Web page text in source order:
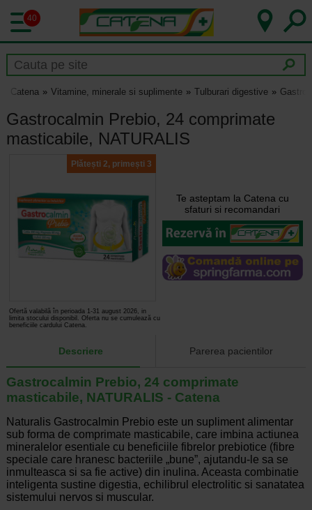
40
Catena Vitamine, minerale si suplimente Tulburari digestive
Gastrocalmin Prebio, 24 comprimate
masticabile, NATURALIS
Plătești 2, primești 3
Ofertă valabilă în perioada 1-31 august 2026, in
limita stocului disponibil. Oferta nu se cumulează cu
beneficiile cardului Catena.
Te asteptam la Catena cu
sfaturi si recomandari
Descriere Parerea pacientilor
Gastrocalmin Prebio, 24 comprimate
masticabile, NATURALIS - Catena
Naturalis Gastrocalmin Prebio este un supliment alimentar
sub forma de comprimate masticabile, care imbina actiunea
mineralelor esentiale cu beneficiile fibrelor prebiotice (fibre
speciale care hranesc bacteriile „bune”, ajutandu-le sa se
inmulteasca si sa fie active) din inulina. Aceasta combinatie
inteligenta sustine digestia, echilibrul electrolitic si sanatatea
sistemului nervos si muscular.